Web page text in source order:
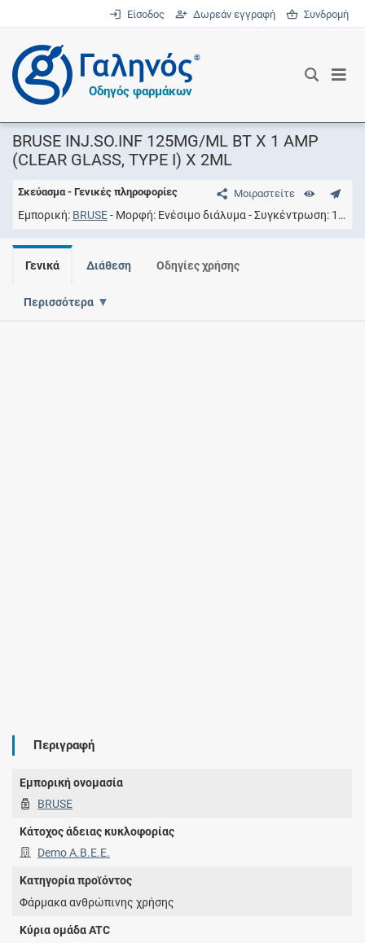
Είσοδος Δωρεάν εγγραφή Συνδρομή
®
Οδηγός φαρμάκων
BRUSE INJ.SO.INF 125MG/ML BT X 1 AMP
(CLEAR GLASS, TYPE I) X 2ML
Μοιραστείτε
Σκεύασμα - Γενικές πληροφορίες
Εμπορική BRUSE Μορφή Ενέσιμο διάλυμα Συγκέντρωση 125MG/ML
Γενικά Διάθεση Οδηγίες χρήσης
Περισσότερα
Περιγραφή
Εμπορική ονομασία
BRUSE
Κάτοχος άδειας κυκλοφορίας
Demo Α.Β.Ε.Ε.
Κατηγορία προϊόντος
Φάρμακα ανθρώπινης χρήσης
Κύρια ομάδα ATC